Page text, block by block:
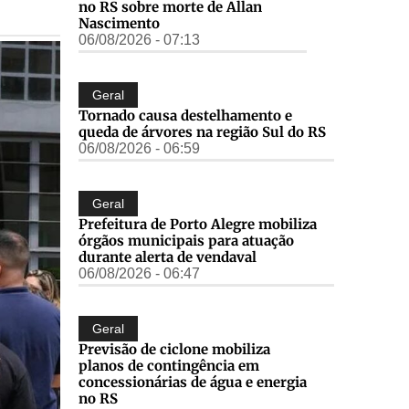
no RS sobre morte de Allan
Nascimento
06/08/2026 - 07:13
Geral
Tornado causa destelhamento e
queda de árvores na região Sul do RS
06/08/2026 - 06:59
Geral
Prefeitura de Porto Alegre mobiliza
órgãos municipais para atuação
durante alerta de vendaval
06/08/2026 - 06:47
Geral
Previsão de ciclone mobiliza
planos de contingência em
concessionárias de água e energia
no RS